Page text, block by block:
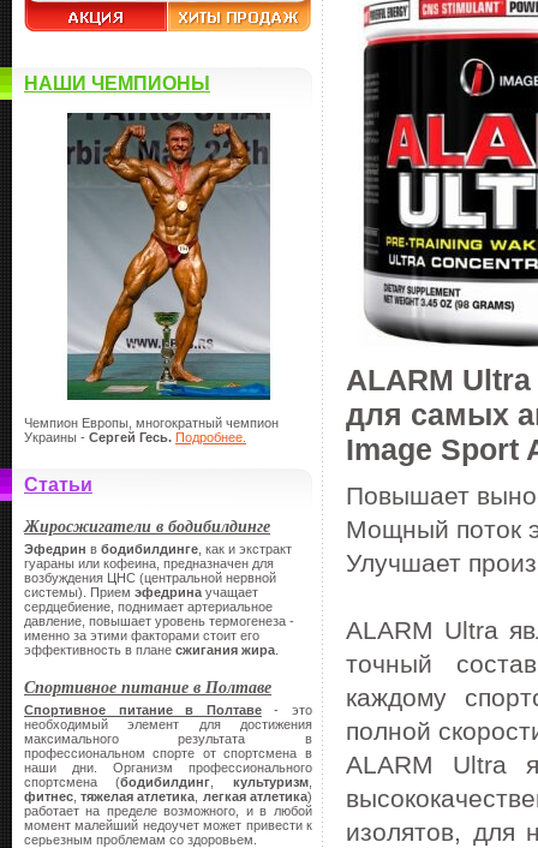
НАШИ ЧЕМПИОНЫ
Чемпион Европы, многократный чемпион
Украины - Сергей Гесь. Подробнее.
Статьи
Жиросжигатели в бодибилдинге
Эфедрин в бодибилдинге , как и экстракт
гуараны или кофеина, предназначен для
возбуждения ЦНС (центральной нервной
системы). Прием эфедрина учащает
сердцебиение, поднимает артериальное
давление, повышает уровень термогенеза -
именно за этими факторами стоит его
эффективность в плане сжигания жира
Спортивное питание в Полтаве
Спортивное питание в Полтаве- это
необходимый элемент для достижения
максимального результата в
профессиональном спорте от спортсмена в
наши дни. Организм профессионального
спортсмена (бодибилдинг культуризм
фитнес ,тяжелая атлетика легкая атлетика)
работает на пределе возможного, и в любой
момент малейший недоучет может привести к
серьезным проблемам со здоровьем.
ALARM
для самых
Image Sport
Повышает
Мощный поток
Улучшает
ALARM Ultra
точный
каждому
полной
ALARM Ultra
изолятов, для